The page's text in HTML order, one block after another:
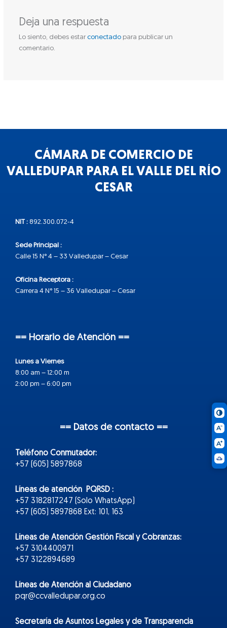
Deja una respuesta
Lo siento, debes estar conectadopara publicar un
comentario.
CÁMARA DE COMERCIO DE
VALLEDUPAR PARA EL VALLE DEL RÍO
CESAR
NIT : 892.300.072-4
Sede Principal :
Calle 15 N° 4 – 33 Valledupar – Cesar
Oficina Receptora :
Carrera 4 N° 15 – 36 Valledupar – Cesar
== Horario de Atención ==
Lunes a Viernes
8:00 am – 12:00 m
2:00 pm – 6:00 pm
== Datos de contacto ==
Teléfono Conmutador:
+57 (605) 5897868
Líneas de atención PQRSD :
+57 3182817247 (Solo WhatsApp)
+57 (605) 5897868 Ext: 101, 163
Líneas de Atención Gestión Fiscal y Cobranzas:
+57 3104400971
+57 3122894689
Líneas de Atención al Ciudadano
pqr@ccvalledupar.org.co
Secretaría de Asuntos Legales y de Transparencia